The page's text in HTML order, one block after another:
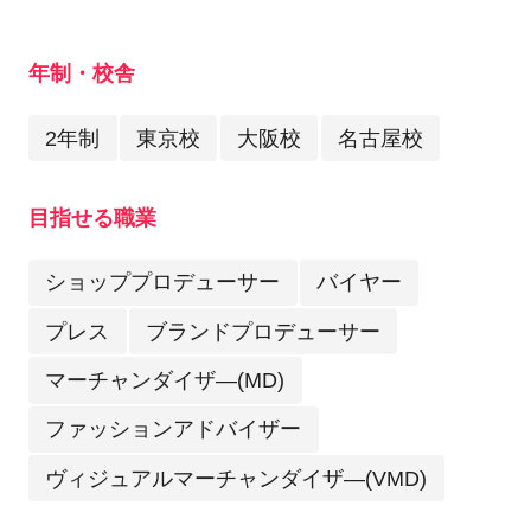
年制・校舎
2年制 東京校 大阪校 名古屋校
目指せる職業
ショッププロデューサー バイヤー
プレス ブランドプロデューサー
マーチャンダイザ―(MD)
ファッションアドバイザー
ヴィジュアルマーチャンダイザ―(VMD)